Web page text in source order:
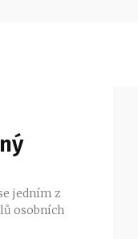
jedním z
osobních